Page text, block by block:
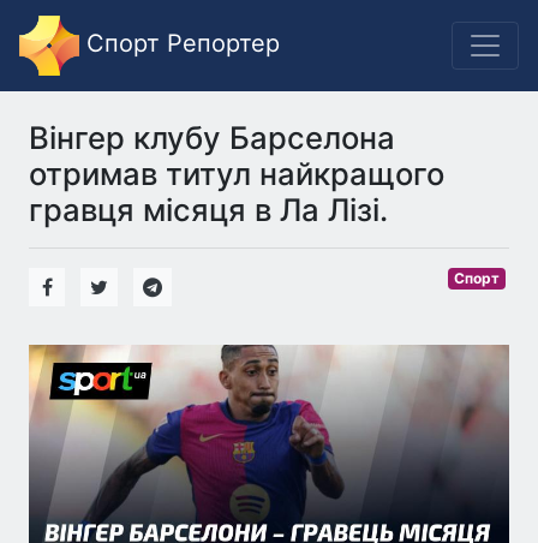
Спорт Репортер
Вінгер клубу Барселона
отримав титул найкращого
гравця місяця в Ла Лізі.
Спорт